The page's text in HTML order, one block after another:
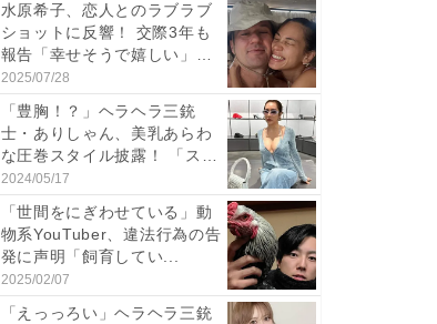
水原希子、恋人とのラブラブ
ショットに反響！ 交際3年も
報告「幸せそうで嬉しい」
「...
2025/07/28
「豊胸！？」ヘラヘラ三銃
士・ありしゃん、美乳あらわ
な圧巻スタイル披露！ 「スタ
イ...
2024/05/17
「世間をにぎわせている」動
物系YouTuber、違法行為の告
発に声明「飼育してい...
2025/02/07
「えっっろい」ヘラヘラ三銃